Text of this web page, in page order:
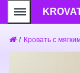
/ Кровать с